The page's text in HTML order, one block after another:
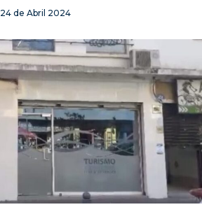
24 de Abril 2024